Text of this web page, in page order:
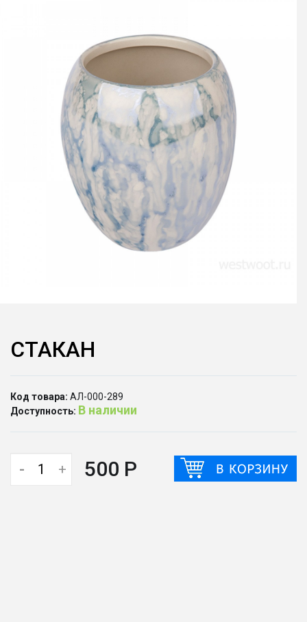
СТАКАН
Код товара: АЛ-000-289
Доступность: В наличии
- + 500 Р